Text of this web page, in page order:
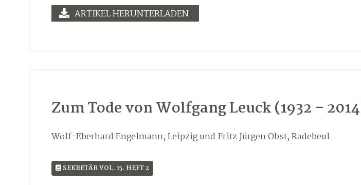
ARTIKEL HERUNTERLADEN
Zum Tode von Wolfgang Leuck (1932 –
Wolf-Eberhard Engelmann, Leipzig und Fritz Jürgen Obst, Radebeul
SEKRETÄR VOL. 15. HEFT 2